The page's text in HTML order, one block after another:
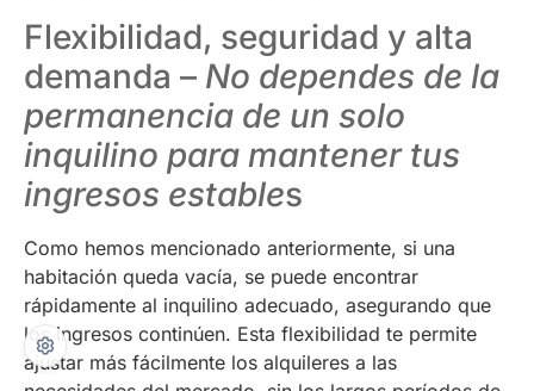
Flexibilidad, seguridad y alta
demanda – No dependes de la
permanencia de un solo
inquilino para mantener tus
ingresos estables
Como hemos mencionado anteriormente, si una
habitación queda vacía, se puede encontrar
rápidamente al inquilino adecuado, asegurando que
los ingresos continúen. Esta flexibilidad te permite
ajustar más fácilmente los alquileres a las